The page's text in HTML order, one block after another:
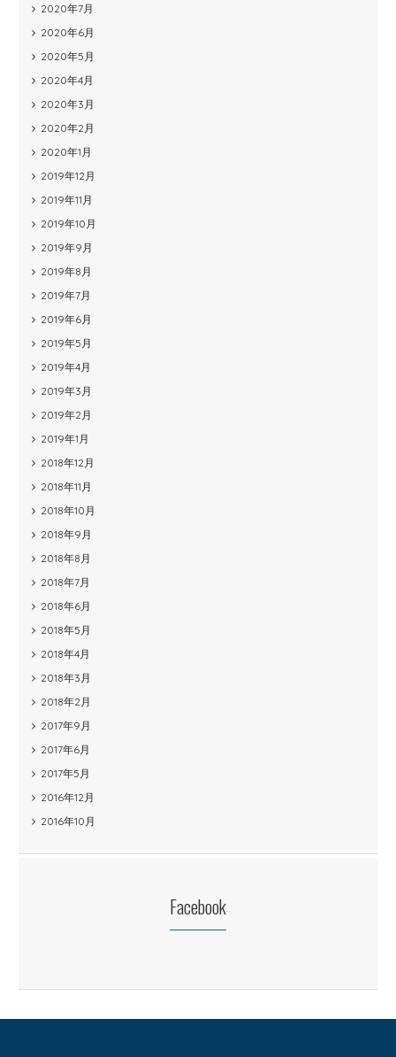
2020年7月
2020年6月
2020年5月
2020年4月
2020年3月
2020年2月
2020年1月
2019年12月
2019年11月
2019年10月
2019年9月
2019年8月
2019年7月
2019年6月
2019年5月
2019年4月
2019年3月
2019年2月
2019年1月
2018年12月
2018年11月
2018年10月
2018年9月
2018年8月
2018年7月
2018年6月
2018年5月
2018年4月
2018年3月
2018年2月
2017年9月
2017年6月
2017年5月
2016年12月
2016年10月
Facebook